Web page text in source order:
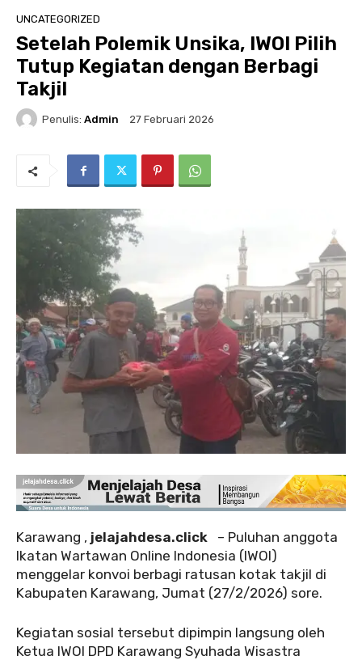
UNCATEGORIZED
Setelah Polemik Unsika, IWOI Pilih
Tutup Kegiatan dengan Berbagi
Takjil‎
Penulis: Admin 27 Februari 2026
‎Karawang , jelajahdesa.click – Puluhan anggota
Ikatan Wartawan Online Indonesia (IWOI)
menggelar konvoi berbagi ratusan kotak takjil di
Kabupaten Karawang, Jumat (27/2/2026) sore.
‎‎Kegiatan sosial tersebut dipimpin langsung oleh
Ketua IWOI DPD Karawang Syuhada Wisastra